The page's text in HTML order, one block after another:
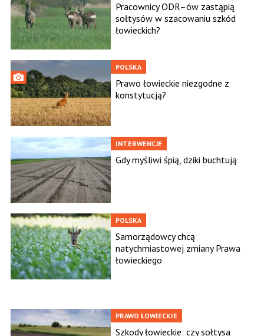
Pracownicy ODR–ów zastąpią
sołtysów w szacowaniu szkód
łowieckich?
POLSKA
Prawo łowieckie niezgodne z
konstytucją?
INTERWENCJE
Gdy myśliwi śpią, dziki buchtują
POLSKA
Samorządowcy chcą
natychmiastowej zmiany Prawa
łowieckiego
PRAWO ŁOWIECKIE
Szkody łowieckie: czy sołtysa